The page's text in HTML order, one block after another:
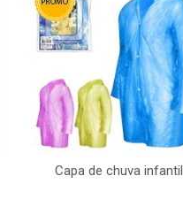
Capa de chuva infantil